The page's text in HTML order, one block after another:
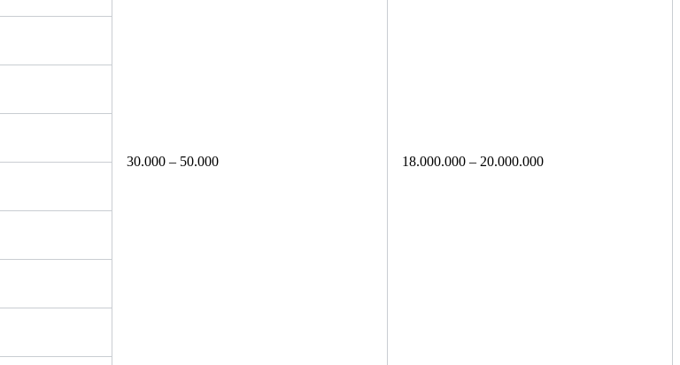
30.000 – 50.000 18.000.000 – 20.000.000